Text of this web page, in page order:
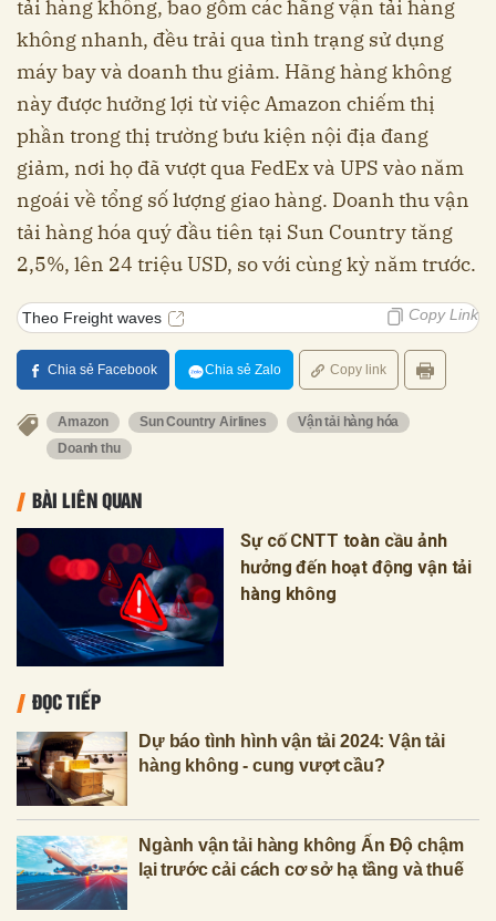
tải hàng không, bao gồm các hãng vận tải hàng
không nhanh, đều trải qua tình trạng sử dụng
máy bay và doanh thu giảm. Hãng hàng không
này được hưởng lợi từ việc Amazon chiếm thị
phần trong thị trường bưu kiện nội địa đang
giảm, nơi họ đã vượt qua FedEx và UPS vào năm
ngoái về tổng số lượng giao hàng. Doanh thu vận
tải hàng hóa quý đầu tiên tại Sun Country tăng
2,5%, lên 24 triệu USD, so với cùng kỳ năm trước.
Theo Freight waves Copy Link
Chia sẻ Facebook Chia sẻ Zalo Copy link
Amazon Sun Country Airlines
Vận tải hàng hóa
Doanh thu
BÀI LIÊN QUAN
Sự cố CNTT toàn cầu ảnh
hưởng đến hoạt động vận tải
hàng không
ĐỌC TIẾP
Dự báo tình hình vận tải 2024: Vận tải
hàng không - cung vượt cầu?
Ngành vận tải hàng không Ấn Độ chậm
lại trước cải cách cơ sở hạ tầng và thuế